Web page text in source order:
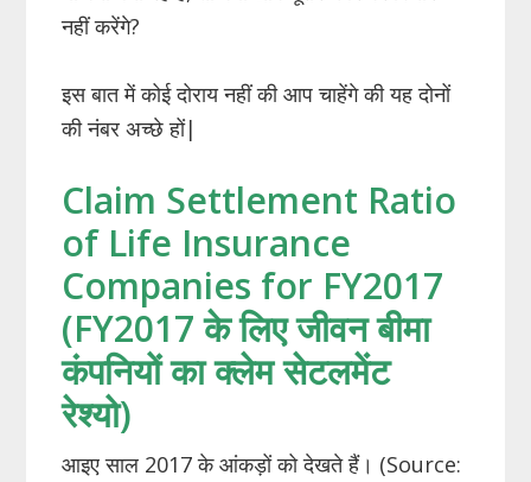
नहीं करेंगे?
इस बात में कोई दोराय नहीं की आप चाहेंगे की यह दोनों
की नंबर अच्छे हों|
Claim Settlement Ratio
of Life Insurance
Companies for FY2017
(FY2017 के लिए जीवन बीमा
कंपनियों का क्लेम सेटलमेंट
रेश्यो)
आइए साल 2017 के आंकड़ों को देखते हैं। (Source: